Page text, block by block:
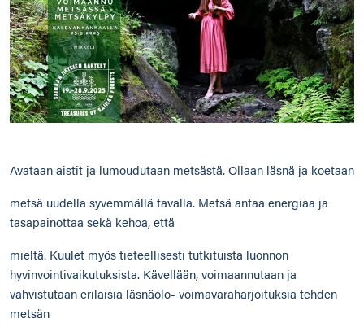
Avataan aistit ja lumoudutaan metsästä. Ollaan läsnä ja koetaan
metsä uudella syvemmällä tavalla. Metsä antaa energiaa ja
tasapainottaa sekä kehoa, että
mieltä. Kuulet myös tieteellisesti tutkituista luonnon
hyvinvointivaikutuksista. Kävellään, voimaannutaan ja
vahvistutaan erilaisia läsnäolo- voimavaraharjoituksia tehden
metsän